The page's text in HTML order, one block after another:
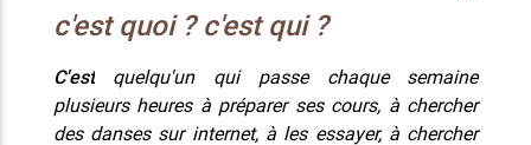
c'est quoi ? c'est qui ?
C'estquelqu'un qui passe chaque semaine
plusieurs heures à préparer ses cours, à chercher
des danses sur internet, à les essayer, à chercher